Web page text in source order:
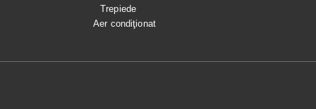
Trepiede
Aer condiţionat